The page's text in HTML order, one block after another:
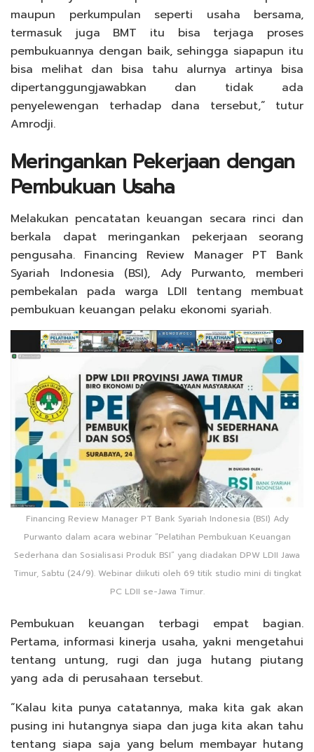
maupun perkumpulan seperti usaha bersama,
termasuk juga BMT itu bisa terjaga proses
pembukuannya dengan baik, sehingga siapapun itu
bisa melihat dan bisa tahu alurnya artinya bisa
dipertanggungjawabkan dan tidak ada
penyelewengan terhadap dana tersebut,” tutur
Amrodji.
Meringankan Pekerjaan dengan
Pembukuan Usaha
Melakukan pencatatan keuangan secara rinci dan
berkala dapat meringankan pekerjaan seorang
pengusaha. Financing Review Manager PT Bank
Syariah Indonesia (BSI), Ady Purwanto, memberi
pembekalan pada warga LDII tentang membuat
pembukuan keuangan pelaku ekonomi syariah.
Financing Review Manager PT Bank Syariah Indonesia (BSI) Ady
Purwanto dalam acara webinar “Pelatihan Pembukuan Keuangan
Sederhana dan Sosialisasi Produk BSI” yang diadakan DPW LDII Jawa
Timur, Sabtu (24/9). Webinar diikuti oleh 69 titik studio mini di tingkat
PC LDII se-Jawa Timur.
Pembukuan keuangan terbagi empat bagian.
Pertama, informasi kinerja usaha, yakni mengetahui
tentang untung, rugi dan juga hutang piutang
yang ada di perusahaan tersebut.
“Kalau kita punya catatannya, maka kita gak akan
pusing ini hutangnya siapa dan juga kita akan tahu
tentang siapa saja yang belum membayar hutang